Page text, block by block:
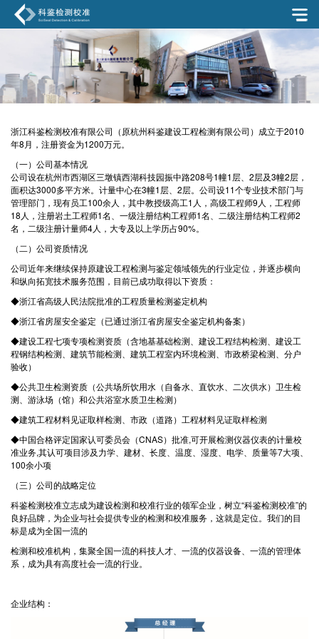
浙江科鉴检测校准有限公司（原杭州科鉴建设工程检测有限公司）成立于2010
年8月，注册资金为1200万元。
（一）公司基本情况
公司设在杭州市西湖区三墩镇西湖科技园振中路208号1幢1层、2层及3幢2层，
面积达3000多平方米。计量中心在3幢1层、2层。公司设11个专业技术部门与
管理部门，现有员工100余人，其中教授级高工1人，高级工程师9人，工程师
18人，注册岩土工程师1名、一级注册结构工程师1名、二级注册结构工程师2
名，二级注册计量师4人，大专及以上学历占90%。
（二）公司资质情况
公司近年来继续保持原建设工程检测与鉴定领域领先的行业定位，并逐步横向
和纵向拓宽技术服务范围，目前已成功取得以下资质：
◆浙江省高级人民法院批准的工程质量检测鉴定机构
◆浙江省房屋安全鉴定（已通过浙江省房屋安全鉴定机构备案）
◆建设工程七项专项检测资质（含地基基础检测、建设工程结构检测、建设工
程钢结构检测、建筑节能检测、建筑工程室内环境检测、市政桥梁检测、分户
验收）
◆公共卫生检测资质（公共场所饮用水（自备水、直饮水、二次供水）卫生检
测、游泳场（馆）和公共浴室水质卫生检测）
◆建筑工程材料见证取样检测、市政（道路）工程材料见证取样检测
◆中国合格评定国家认可委员会（CNAS）批准,可开展检测仪器仪表的计量校
准业务,其认可项目涉及力学、建材、长度、温度、湿度、电学、质量等7大项、
100余小项
（三）公司的战略定位
科鉴检测校准立志成为建设检测和校准行业的领军企业，树立“科鉴检测校准”的
良好品牌，为企业与社会提供专业的检测和校准服务，这就是定位。我们的目
标是成为全国一流的
检测和校准机构，集聚全国一流的科技人才、一流的仪器设备、一流的管理体
系，成为具有高度社会一流的行业。
企业结构：